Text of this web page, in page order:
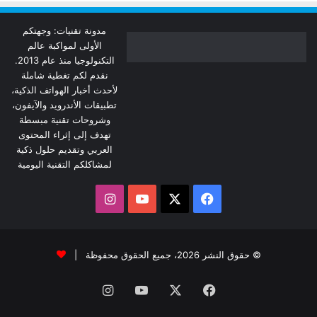
مدونة تقنيات: وجهتكم
الأولى لمواكبة عالم
التكنولوجيا منذ عام 2013.
نقدم لكم تغطية شاملة
لأحدث أخبار الهواتف الذكية،
تطبيقات الأندرويد والآيفون،
وشروحات تقنية مبسطة
تهدف إلى إثراء المحتوى
العربي وتقديم حلول ذكية
لمشاكلكم التقنية اليومية
فيسبوك ‫YouTubeانستقرام
© حقوق النشر 2026، جميع الحقوق محفوظة |
فيسبوك ‫YouTubeانستقرام